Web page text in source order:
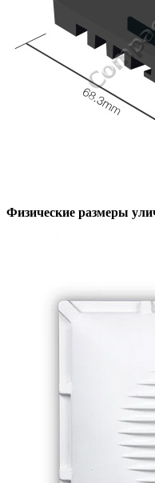
Физические размеры